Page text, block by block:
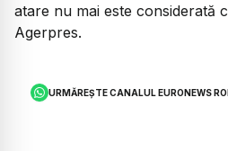
atare nu mai este considerată
Agerpres.
URMĂREȘTE CANALUL EURONEWS